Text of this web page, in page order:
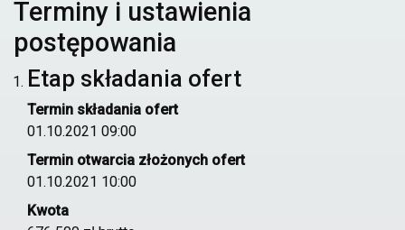
Terminy i ustawienia
postępowania
Etap składania ofert
Termin składania ofert
01.10.2021 09:00
Termin otwarcia złożonych ofert
01.10.2021 10:00
Kwota